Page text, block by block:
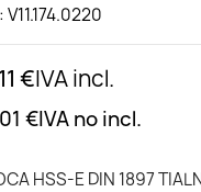
V11.174.0220
€IVA incl.
€IVA no incl.
HSS-E DIN 1897